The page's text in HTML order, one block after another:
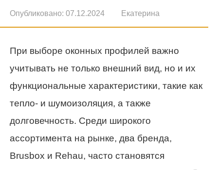
Опубликовано: 07.12.2024 Екатерина
При выборе оконных профилей важно
учитывать не только внешний вид, но и их
функциональные характеристики, такие как
тепло- и шумоизоляция, а также
долговечность. Среди широкого
ассортимента на рынке, два бренда,
Brusbox и Rehau, часто становятся